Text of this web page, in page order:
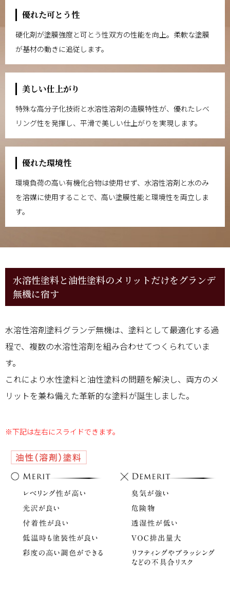
優れた可とう性
硬化剤が塗膜強度と可とう性双方の性能を向上。柔軟な塗膜
が基材の動きに追従します。
美しい仕上がり
特殊な高分子化技術と水溶性溶剤の造膜特性が、優れたレベ
リング性を発揮し、平滑で美しい仕上がりを実現します。
優れた環境性
環境負荷の高い有機化合物は使用せず、水溶性溶剤と水のみ
を溶媒に使用することで、高い塗膜性能と環境性を両立しま
す。
水溶性塗料と油性塗料のメリットだけをグランデ
無機に宿す
水溶性溶剤塗料グランデ無機は、塗料として最適化する過
程で、複数の水溶性溶剤を組み合わせてつくられていま
す。
これにより水性塗料と油性塗料の問題を解決し、両方のメ
リットを兼ね備えた革新的な塗料が誕生しました。
※下記は左右にスライドできます。